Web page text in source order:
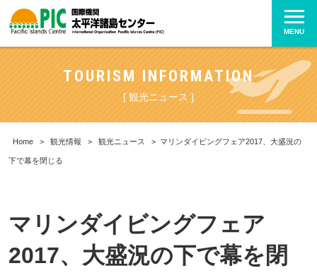
MENU
TOURISM INFORMATION
[ 観光ニュース ]
Home > 観光情報 > 観光ニュース > マリンダイビングフェア2017、大盛況の
下で幕を閉じる
マリンダイビングフェア
2017、大盛況の下で幕を閉